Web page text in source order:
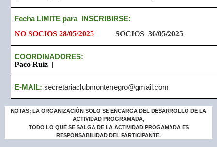
Fecha LIMITE para INSCRIBIRSE:
NO SOCIOS 28/05/2025 SOCIOS 30/05/2025
COORDINADORES:
Paco Ruiz |
E-MAIL: secretariaclubmontenegro@gmail.com
NOTAS: LA ORGANIZACIÓN SOLO SE ENCARGA DEL DESARROLLO DE LA
ACTIVIDAD PROGRAMADA,
TODO LO QUE SE SALGA DE LA ACTIVIDAD PROGAMADA ES
RESPONSABILIDAD DEL PARTICIPANTE.